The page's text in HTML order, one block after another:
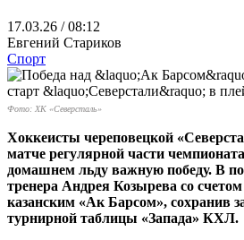
17.03.26 / 08:12
Евгений Стариков
Спорт
Фото: ХК «Северсталь»
Хоккеисты череповецкой
матче регулярной части
домашнем льду важную победу. В
тренера Андрея Козырева со
казанским «Ак Барсом», сохранив
турнирной таблицы «Запада» КХЛ.